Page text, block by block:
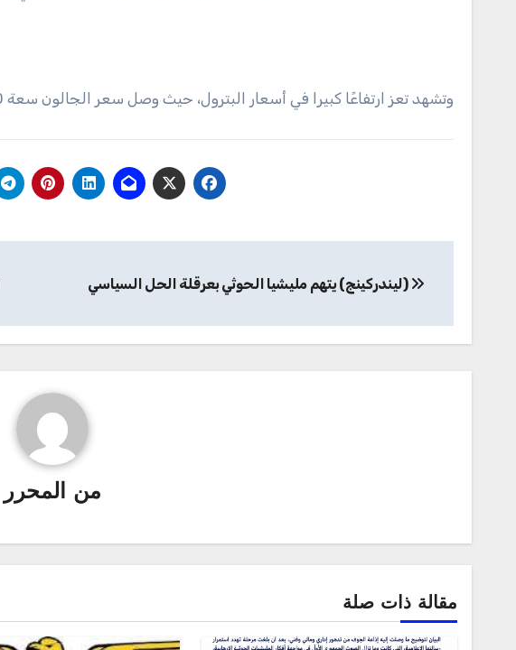
وتشهد تعز ارتفاعًا كبيرا في أسعار البترول، حيث وصل سعر الجالون سعة 20 لترا إلى 35 ألف ريال، وسط غضب شعبي واسع.
المقالات
(ليندركينج) يتهم مليشيا الحوثي بعرقلة الحل السياسي
من المحرر
مقالة ذات صلة